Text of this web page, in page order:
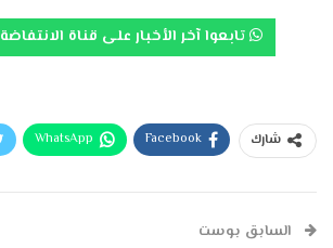
تابعوا آخر الأخبار على قناة الانتفاضة WHATSAPP
شارك Facebook
WhatsApp
السابق بوست